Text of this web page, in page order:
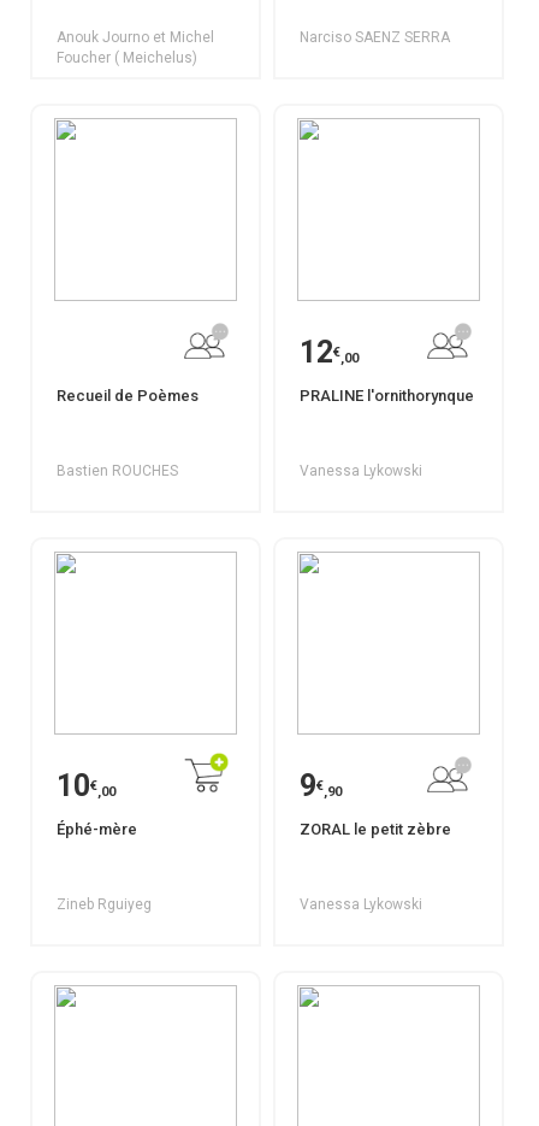
Anouk Journo et Michel
Foucher ( Meichelus)
Narciso SAENZ SERRA
Recueil de Poèmes
Bastien ROUCHES
12€,00
PRALINE l'ornithorynque
Vanessa Lykowski
10€,00
Éphé-mère
Zineb Rguiyeg
9€,90
ZORAL le petit zèbre
Vanessa Lykowski